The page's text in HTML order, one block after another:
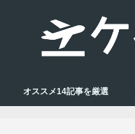
オススメ14記事を厳選